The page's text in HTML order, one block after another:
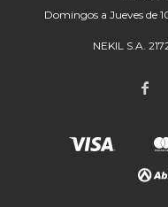
Domingos a Jueves de
NEKIL S.A.
